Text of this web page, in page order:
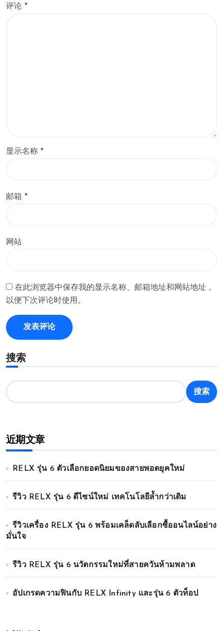
评论 *
显示名称 *
邮箱 *
网站
在此浏览器中保存我的显示名称、邮箱地址和网站地址，
以便下次评论时使用。
搜索
搜索
近期文章
RELX รุ่น 6 ตัวเลือกยอดนิยมของสายพอตยุคใหม่
รีวิว RELX รุ่น 6 ดีไซน์ใหม่ เทคโนโลยีล้ำกว่าเดิม
รีวิวเครื่อง RELX รุ่น 6 พร้อมเคล็ดลับเลือกซื้ออนไลน์อย่าง
มั่นใจ
รีวิว RELX รุ่น 6 นวัตกรรมใหม่ที่สายควันห้ามพลาด
อัปเกรดความฟินกับ RELX Infinity และรุ่น 6 ตัวท็อป